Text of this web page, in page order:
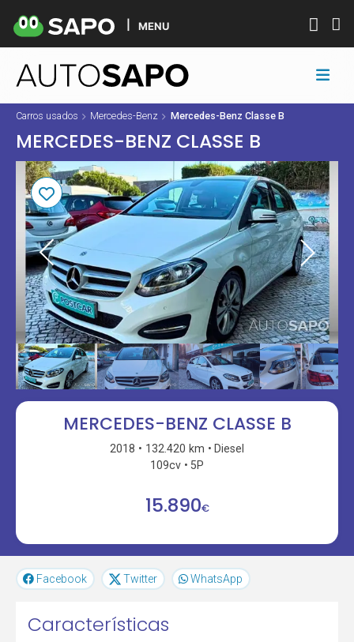
MENU
Carros usados Mercedes-Benz Mercedes-Benz Classe B
MERCEDES-BENZ CLASSE B
MERCEDES-BENZ CLASSE B
2018 132.420 km
Diesel
109cv
5P
15.890€
Facebook Twitter WhatsApp
Características